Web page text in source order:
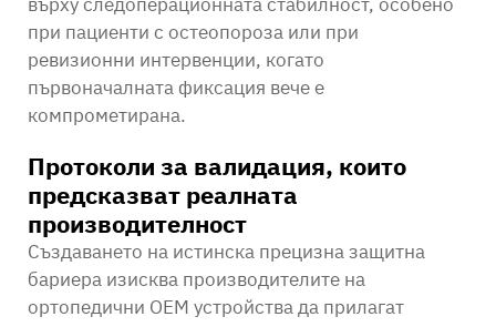
при пациенти с остеопороза или при
ревизионни интервенции, когато
първоначалната фиксация вече е
компрометирана.
Протоколи за валидация, които
предсказват реалната
производителност
Създаването на истинска прецизна защитна
бариера изисква производителите на
ортопедични OEM устройства да прилагат